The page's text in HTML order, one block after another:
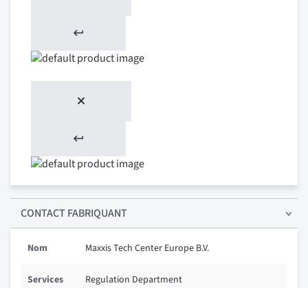
CONTACT FABRIQUANT
Nom Maxxis Tech Center Europe B.V.
Services Regulation Department